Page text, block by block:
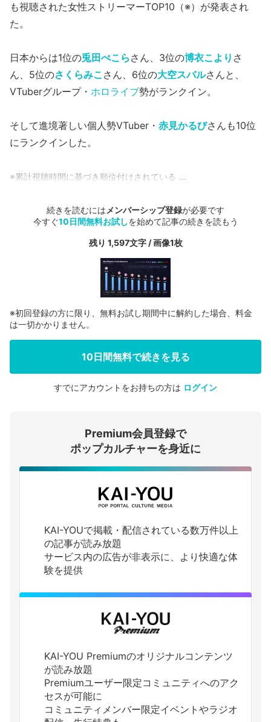
も視聴された女性ストリーマーTOP10（※）が発表され
た。
日本からは1位の兎田ぺこら さん、3位の博衣こより さ
ん、5位のさくらみこ さん、6位の大空スバルさんと、
VTuberグループ・ ホロライブ勢がランクイン。
そして進境著しい個人勢VTuber・ 赤見かるびさんも10位
にランクインした。
※累計視聴時間に基づき順位付けされている ...
続きを読むには メンバーシップ登録が必要です
今すぐ10日間無料お試しを始めて記事の続きを読もう
残り 1,597文字 / 画像1枚
会員登録する
ログインする
※初回登録の方に限り、無料お試し期間中に解約した場合、料金
は一切かかりません。
10日間無料で続きを見る
すでにアカウントをお持ちの方は ログイン
Premium会員登録で
ポップカルチャーを身近に
KAI-YOUで掲載・配信されている数万件以上
の記事が読み放題
サービス内の広告が非表示に、より快適な体
験を提供
KAI-YOU Premiumのオリジナルコンテンツ
が読み放題
Premiumユーザー限定コミュニティへのアク
セスが可能に
コミュニティメンバー限定イベントやラジオ